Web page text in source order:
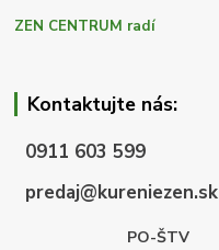
ZEN CENTRUM radí
Kontaktujte nás:
0911 603 599
predaj@kureniezen.sk
PO-ŠTV